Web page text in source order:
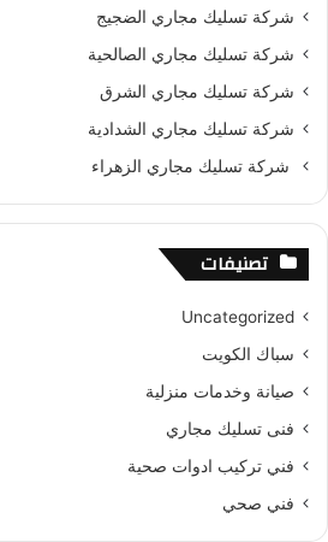
شركة تسليك مجاري الضجيج
شركة تسليك مجاري الصالحية
شركة تسليك مجاري الشرق
شركة تسليك مجاري الشدادية
شركة تسليك مجاري الزهراء
تصنيفات
Uncategorized
سباك الكويت
صيانة وخدمات منزلية
فنى تسليك مجاري
فني تركيب ادوات صحية
فني صحي